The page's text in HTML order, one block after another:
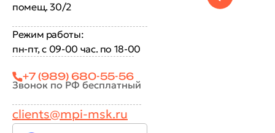
помещ. 30/2
Режим работы:
пн-пт, с 09-00 час. по 18-00
+7 (989) 680-55-56
Звонок по РФ бесплатный
clients@mpi-msk.ru